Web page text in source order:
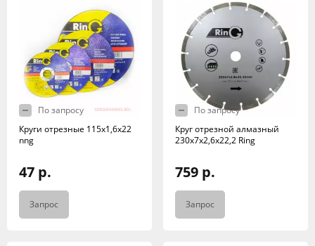
По запросу
Круги отрезные 115х1,6х22
nng
47 р.
Запрос
По запросу
Круг отрезной алмазный
230х7х2,6х22,2 Ring
759 р.
Запрос